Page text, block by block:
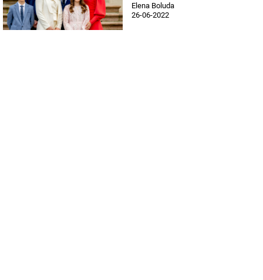
Elena Boluda
26-06-2022